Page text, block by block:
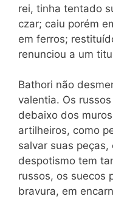
rei, tinha tentado
czar; caiu porém
em ferros;
renunciou a um
Bathori não
valentia. Os
debaixo dos
artilheiros, como
salvar suas
despotismo tem
russos, os suecos
bravura, em